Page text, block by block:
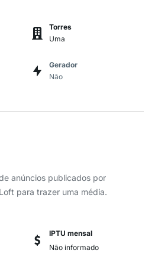
Torres
Uma
Gerador
Não
anúncios publicados por
para trazer uma média.
IPTU mensal
Não informado